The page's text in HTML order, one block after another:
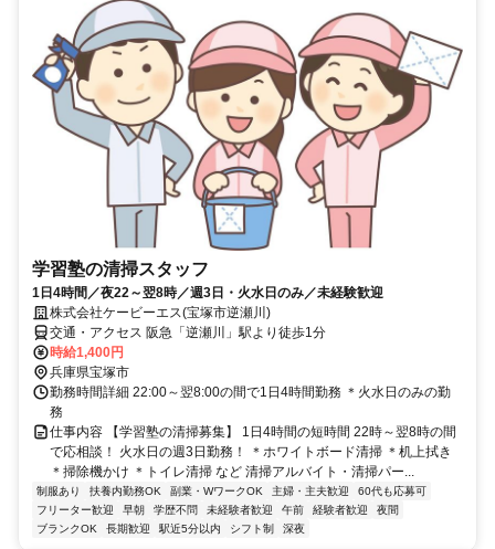
学習塾の清掃スタッフ
1日4時間／夜22～翌8時／週3日・火水日のみ／未経験歓迎
株式会社ケービーエス(宝塚市逆瀬川)
交通・アクセス 阪急「逆瀬川」駅より徒歩1分
時給1,400円
兵庫県宝塚市
勤務時間詳細 22:00～翌8:00の間で1日4時間勤務 ＊火水日のみの勤
務
仕事内容 【学習塾の清掃募集】 1日4時間の短時間 22時～翌8時の間
で応相談！ 火水日の週3日勤務！ ＊ホワイトボード清掃 ＊机上拭き
＊掃除機かけ ＊トイレ清掃 など 清掃アルバイト・清掃パー...
制服あり 扶養内勤務OK 副業・WワークOK 主婦・主夫歓迎
60代も応募可
フリーター歓迎
早朝 学歴不問 未経験者歓迎 午前 経験者歓迎
夜間
ブランクOK
長期歓迎 駅近5分以内 シフト制 深夜